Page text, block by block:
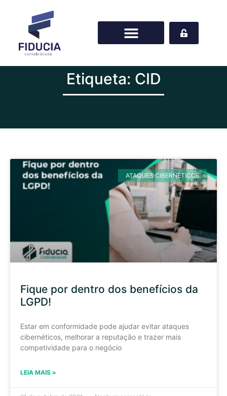
Etiqueta: CID
ATAQUES CIBERNÉTICOS
Fique por dentro dos benefícios da
LGPD!
Estar em conformidade pode ajudar evitar ataques
cibernéticos, melhorar a reputação e trazer mais
competividade para o negócio
LEIA MAIS »